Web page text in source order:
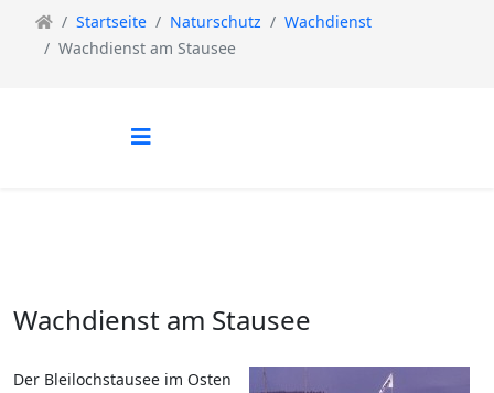
Startseite Naturschutz
Wachdienst
Wachdienst am Stausee
Wachdienst am Stausee
Der Bleilochstausee im Osten